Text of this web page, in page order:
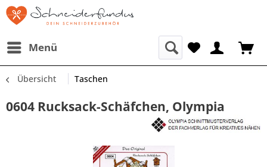
Menü
Übersicht Taschen
0604 Rucksack-Schäfchen, Olympia